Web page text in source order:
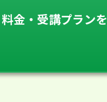
料金・受講プランを